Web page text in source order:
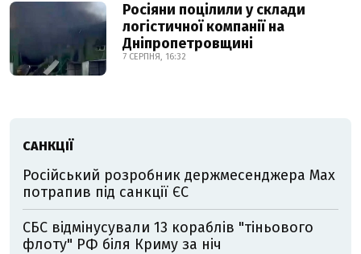
Росіяни поцілили у склади
логістичної компанії на
Дніпропетровщині
7 СЕРПНЯ, 16:32
САНКЦІЇ
Російський розробник держмесенджера Max
потрапив під санкції ЄС
СБС відмінусували 13 кораблів "тіньового
флоту" РФ біля Криму за ніч